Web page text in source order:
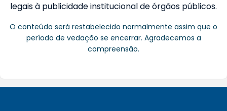
legais à publicidade institucional de órgãos públicos.
O conteúdo será restabelecido normalmente assim que o
período de vedação se encerrar. Agradecemos a
compreensão.